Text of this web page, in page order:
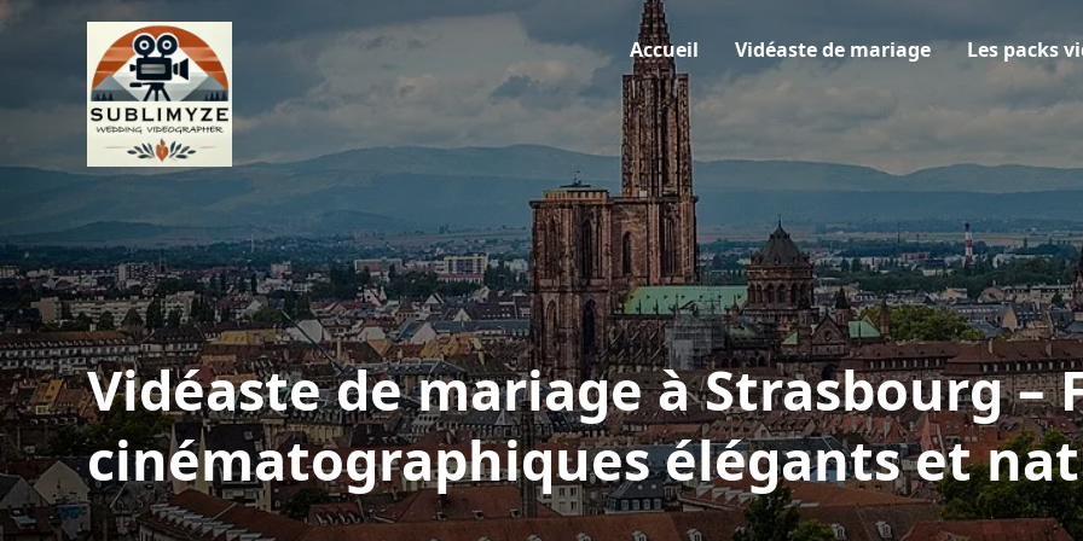
Accueil Vidéaste de mariage Les packs
Vidéaste de mariage à Strasbourg –
cinématographiques élégants et